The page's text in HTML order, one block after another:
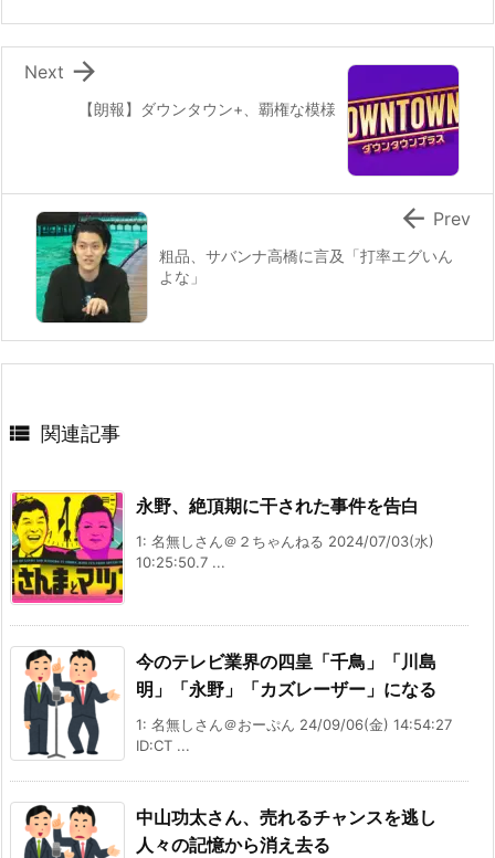
【朗報】ダウンタウン+、覇権な模様

Next
粗品、サバンナ高橋に言及「打率エグいん
よな」
 Prev
 関連記事
永野、絶頂期に干された事件を告白
1: 名無しさん＠２ちゃんねる 2024/07/03(水)
10:25:50.7 ...
今のテレビ業界の四皇「千鳥」「川島
明」「永野」「カズレーザー」になる
1: 名無しさん＠おーぷん 24/09/06(金) 14:54:27
ID:CT ...
中山功太さん、売れるチャンスを逃し
人々の記憶から消え去る